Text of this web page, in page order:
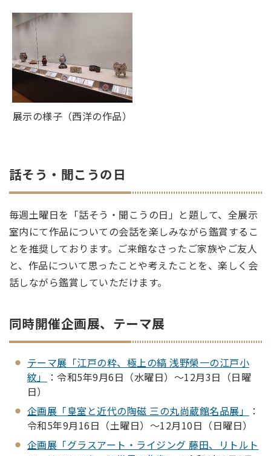
展示の様子（西洋の作品）
話そう・聞こうの日
毎週土曜日を「話そう・聞こうの日」と題して、全展示
室内にて作品についての会話を楽しみながら鑑賞するこ
とを推奨しております。ご来館なさったご家族やご友人
と、作品について思ったことや考えたことを、楽しく会
話しながら鑑賞していただけます。
同時開催企画展、テーマ展
テーマ展「江戸の粋、極上の縞 浅野榮一の江戸小
紋」
：令和5年9月6日（水曜日）～12月3日（日曜
日）
企画展「皇室と近代の陶磁 三の丸尚蔵館名品展」
：
令和5年9月16日（土曜日）～12月10日（日曜日）
企画展「グラスアート・ライジング 藤田、リトルト